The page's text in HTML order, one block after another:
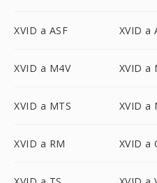
XVID a ASF XVID a
XVID a M4V XVID a
XVID a MTS XVID a
XVID a RM XVID a